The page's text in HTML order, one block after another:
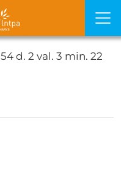
54 d. 2 val. 3 min. 22